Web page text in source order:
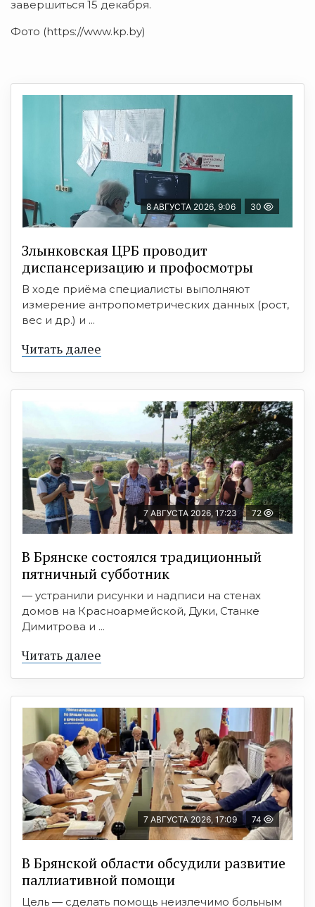
завершиться 15 декабря.
Фото (https://www.kp.by)
8 АВГУСТА 2026, 9:06 30
Злынковская ЦРБ проводит
диспансеризацию и профосмотры
В ходе приёма специалисты выполняют
измерение антропометрических данных (рост,
вес и др.) и ...
Читать далее
7 АВГУСТА 2026, 17:23 72
В Брянске состоялся традиционный
пятничный субботник
— устранили рисунки и надписи на стенах
домов на Красноармейской, Дуки, Станке
Димитрова и ...
Читать далее
7 АВГУСТА 2026, 17:09 74
В Брянской области обсудили развитие
паллиативной помощи
Цель — сделать помощь неизлечимо больным